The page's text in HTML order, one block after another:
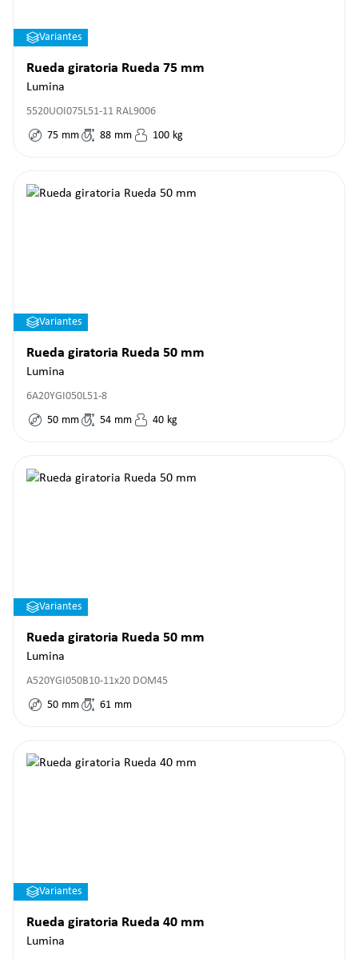
Variantes
Rueda giratoria Rueda 75 mm
Lumina
5520UOI075L51-11 RAL9006
75 mm 88 mm 100 kg
Variantes
Rueda giratoria Rueda 50 mm
Lumina
6A20YGI050L51-8
50 mm 54 mm 40 kg
Variantes
Rueda giratoria Rueda 50 mm
Lumina
A520YGI050B10-11x20 DOM45
50 mm 61 mm
Variantes
Rueda giratoria Rueda 40 mm
Lumina